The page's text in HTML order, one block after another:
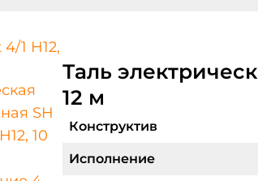
Таль
12 м
Конструктив
Исполнение